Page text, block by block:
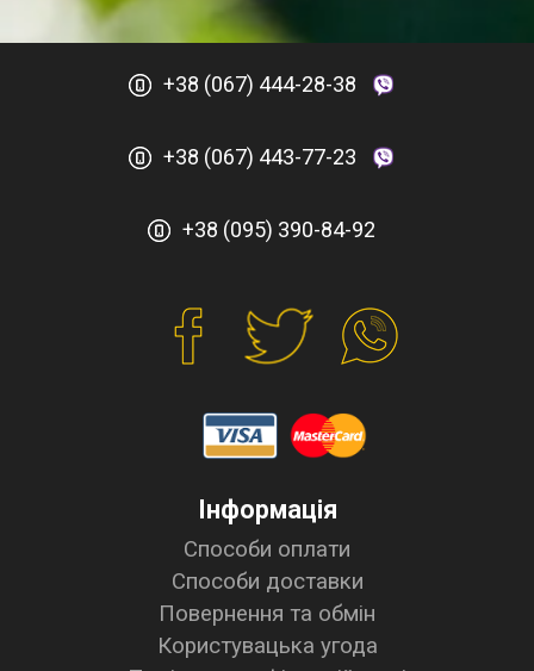
+38 (067) 444-28-38
+38 (067) 443-77-23
+38 (095) 390-84-92
Інформація
Способи оплати
Способи доставки
Повернення та обмін
Користувацька угода